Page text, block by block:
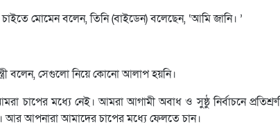
চাইতে মোমেন বলেন, তিনি (বাইডেন) বলেছেন, ‘আমি জানি। ’
বলেন, সেগুলো নিয়ে কোনো আলাপ হয়নি।
মধ্যে নেই। আমরা আগামী অবাধ ও সুষ্ঠু নির্বাচনে
আর আপনারা আমাদের চাপের মধ্যে ফেলতে চান।